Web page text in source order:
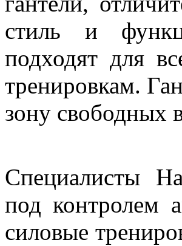
стиль и
подходят для
тренировкам.
зону свободных
Специалисты
под контролем
силовые